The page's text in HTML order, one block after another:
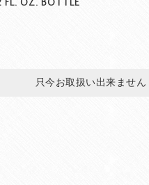
FL. OZ. BOTTLE
只今お取扱い出来ません